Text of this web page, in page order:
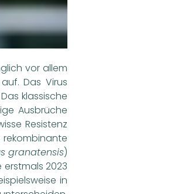
vor allem
Das Virus
klassische
Ausbrüche
Resistenz
granatensis)
2023
in